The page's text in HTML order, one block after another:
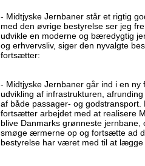
- Midtjyske Jernbaner står et rigtig
med den øvrige bestyrelse ser jeg
udvikle en moderne og bæredygtig
og erhvervsliv, siger den nyvalgte
fortsætter:
- Midtjyske Jernbaner går ind i en
udvikling af infrastrukturen,
af både passager- og
fortsætter arbejdet med at realisere
blive Danmarks grønneste
smøge ærmerne op og fortsætte ad
bestyrelse har været med til at